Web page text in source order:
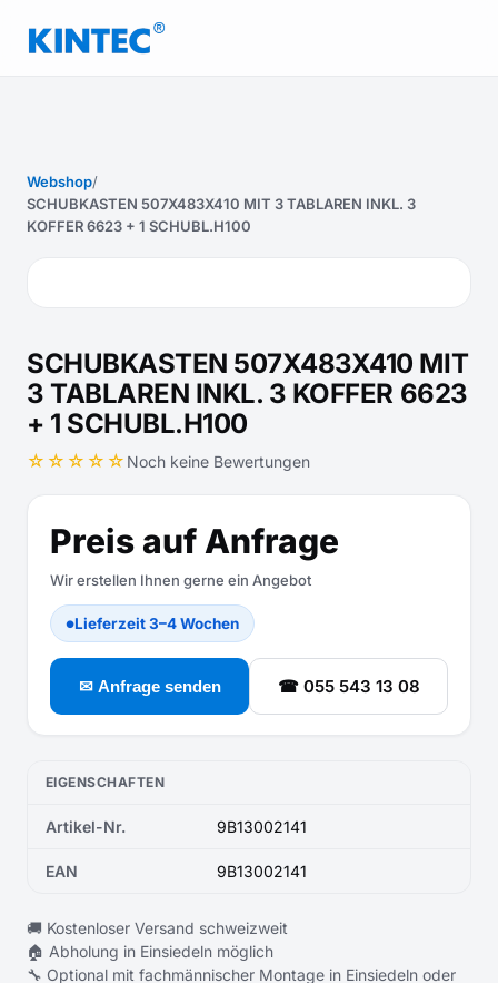
Webshop/
SCHUBKASTEN 507X483X410 MIT 3 TABLAREN INKL. 3
KOFFER 6623 + 1 SCHUBL.H100
SCHUBKASTEN 507X483X410 MIT
3 TABLAREN INKL. 3 KOFFER 6623
+ 1 SCHUBL.H100
☆☆☆☆☆ Noch keine Bewertungen
Preis auf Anfrage
Wir erstellen Ihnen gerne ein Angebot
●Lieferzeit 3–4 Wochen
✉ Anfrage senden ☎ 055 543 13 08
EIGENSCHAFTEN
Artikel-Nr. 9B13002141
EAN 9B13002141
🚚 Kostenloser Versand schweizweit
🏠 Abholung in Einsiedeln möglich
🔧 Optional mit fachmännischer Montage in Einsiedeln oder